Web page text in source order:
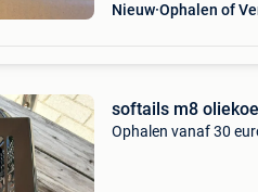
Nieuw Ophalen of
Ophalen vanaf 30